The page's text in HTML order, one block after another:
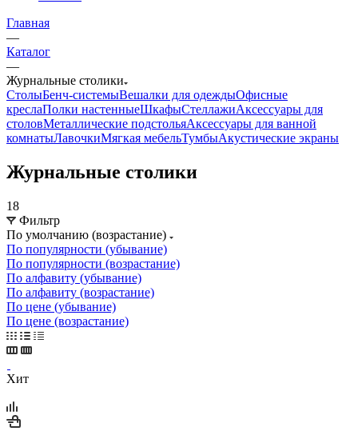
Главная
—
Каталог
—
Журнальные столики
СтолыБенч-системыВешалки для одеждыОфисные
креслаПолки настенныеШкафыСтеллажиАксессуары для
столовМеталлические подстольяАксессуары для ванной
комнатыЛавочкиМягкая мебельТумбыАкустические экраны
Журнальные столики
18
Фильтр
По умолчанию (возрастание)
По популярности (убывание)
По популярности (возрастание)
По алфавиту (убывание)
По алфавиту (возрастание)
По цене (убывание)
По цене (возрастание)
Хит